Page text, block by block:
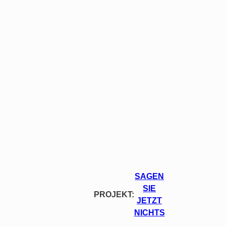
PROJEKT:
SAGEN
SIE
JETZT
NICHTS